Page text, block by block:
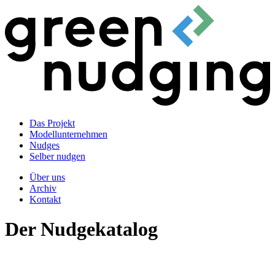
Das Projekt
Modellunternehmen
Nudges
Selber nudgen
Über uns
Archiv
Kontakt
Der Nudgekatalog